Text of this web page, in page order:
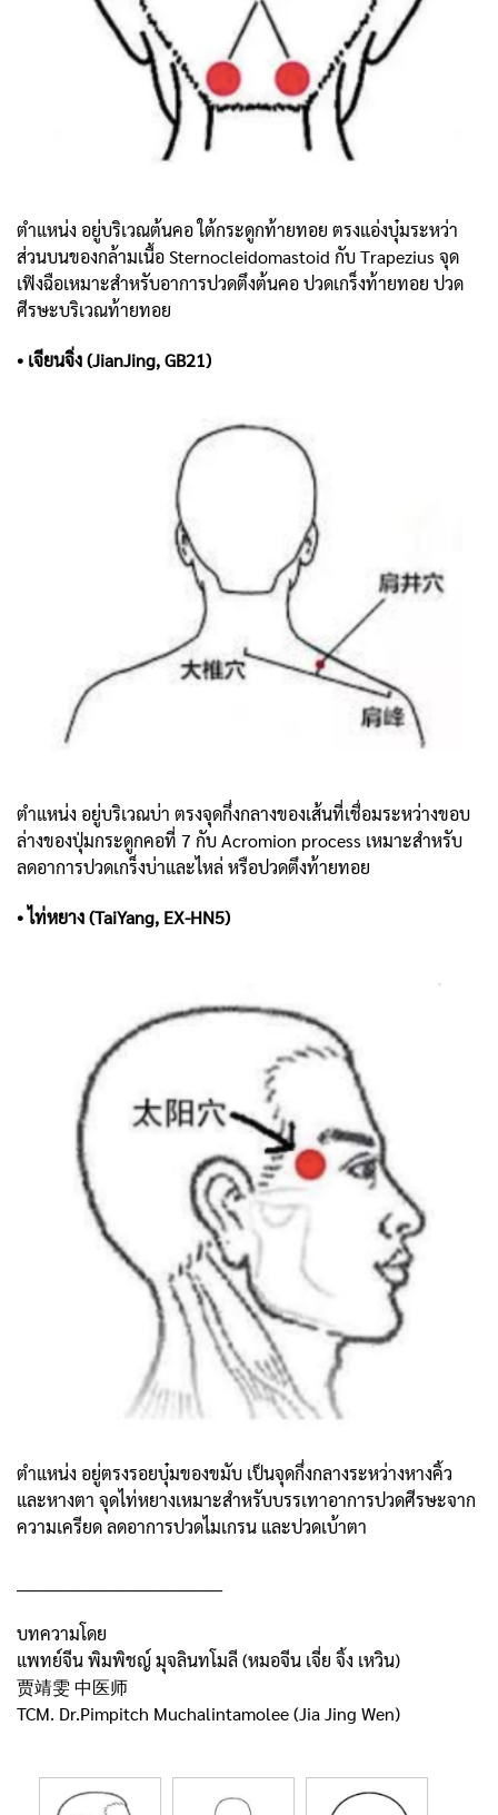
ตำแหน่ง อยู่บริเวณต้นคอ ใต้กระดูกท้ายทอย ตรงแอ่งบุ๋มระหว่า
ส่วนบนของกล้ามเนื้อ Sternocleidomastoid กับ Trapezius จุด
เฟิงฉือเหมาะสำหรับอาการปวดตึงต้นคอ ปวดเกร็งท้ายทอย ปวด
ศีรษะบริเวณท้ายทอย
• เจียนจิ่ง (JianJing, GB21)
ตำแหน่ง อยู่บริเวณบ่า ตรงจุดกึ่งกลางของเส้นที่เชื่อมระหว่างขอบ
ล่างของปุ่มกระดูกคอที่ 7 กับ Acromion process เหมาะสำหรับ
ลดอาการปวดเกร็งบ่าและไหล่ หรือปวดตึงท้ายทอย
• ไท่หยาง (TaiYang, EX-HN5)
ตำแหน่ง อยู่ตรงรอยบุ๋มของขมับ เป็นจุดกึ่งกลางระหว่างหางคิ้ว
และหางตา จุดไท่หยางเหมาะสำหรับบรรเทาอาการปวดศีรษะจาก
ความเครียด ลดอาการปวดไมเกรน และปวดเบ้าตา
บทความโดย
แพทย์จีน พิมพิชญ์ มุจลินทโมลี (หมอจีน เจี่ย จิ้ง เหวิน)
贾靖雯 中医师
TCM. Dr.Pimpitch Muchalintamolee (Jia Jing Wen)